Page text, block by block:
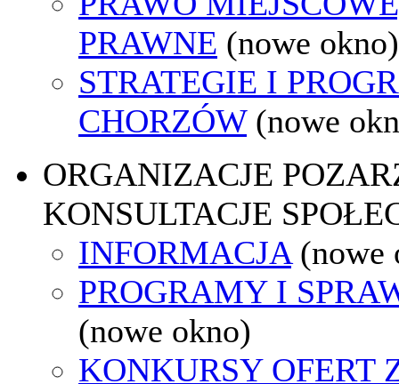
PRAWNE (nowe okno)
STRATEGIE I
CHORZÓW (nowe
ORGANIZACJE
KONSULTACJE
INFORMACJA (nowe
PROGRAMY I
(nowe okno)
KONKURSY OFERT